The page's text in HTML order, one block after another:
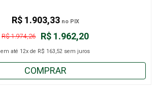
R$ 1.962,20
R$ 1.974,26
em até 12x de R$ 163,52 sem juros
R$ 1.903,33no PIX
COMPRAR